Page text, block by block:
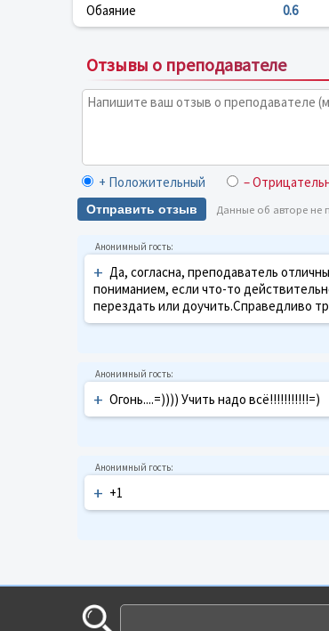
Обаяние
0.6
Отзывы о преподавателе
+ Положительный –
Отправить отзыв Данные об авторе не
+ Да, согласна, преподаватель
пониманием, если что-то
перездать или доучить.Справедливо
+ Огонь....=)))) Учить надо всё!!!!!!!!!!!=)
+ +1